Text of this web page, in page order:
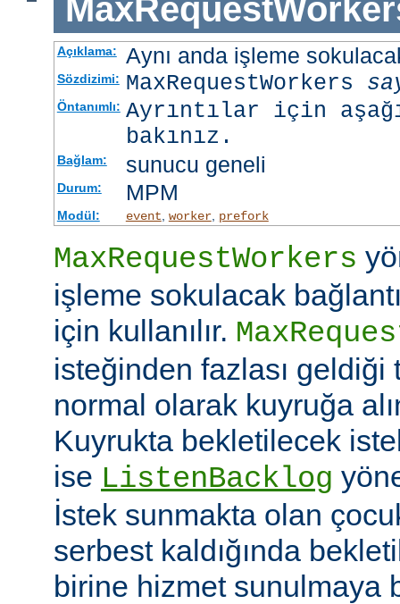
Açıklama: Aynı anda işleme
Sözdizimi: MaxRequestWorkers
Öntanımlı: Ayrıntılar için
bakınız.
Bağlam: sunucu geneli
Durum: MPM
Modül: event worker, prefork
MaxRequestWorkers
işleme sokulacak bağlantı
için kullanılır.
isteğinden fazlası
normal olarak kuyruğa
Kuyrukta bekletilecek
ise ListenBacklog
İstek sunmakta olan
serbest kaldığında
birine hizmet sunulmaya